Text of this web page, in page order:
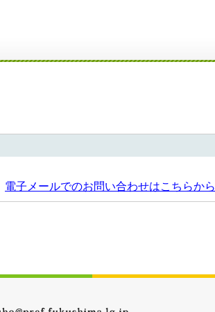
電子メールでのお問い合わせはこちらから